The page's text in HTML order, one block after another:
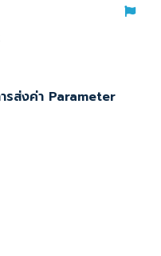
รส่งค่า Parameter